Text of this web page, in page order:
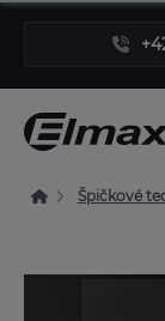
Špičkové